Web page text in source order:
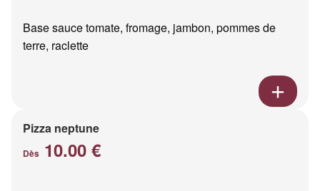
Base sauce tomate, fromage, jambon, pommes de
terre, raclette
Pizza neptune
Dès 10.00 €